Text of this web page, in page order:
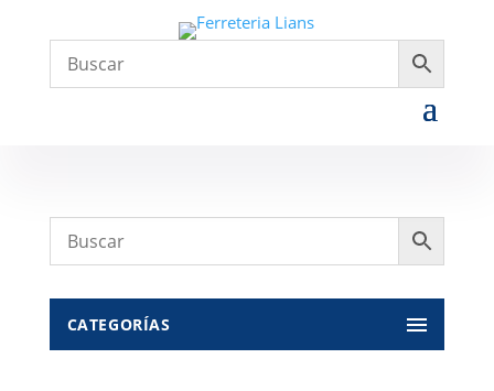
CATEGORÍAS